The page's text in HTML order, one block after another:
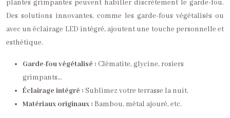
plantes grimpantes peuvent habiller discrètement le garde-fou.
Des solutions innovantes, comme les garde-fous végétalisés ou
avec un éclairage LED intégré, ajoutent une touche personnelle et
esthétique.
Garde-fou végétalisé : Clématite, glycine, rosiers
grimpants…
Éclairage intégré : Sublimez votre terrasse la nuit.
Matériaux originaux : Bambou, métal ajouré, etc.